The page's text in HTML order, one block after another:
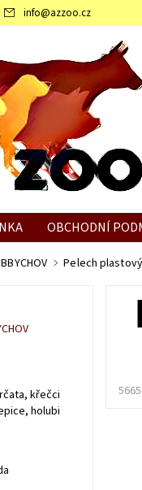
info@azzoo.cz
OBCHODNÍ
ZVLÁDNOUT
Pelech plastový
křečci
holubi